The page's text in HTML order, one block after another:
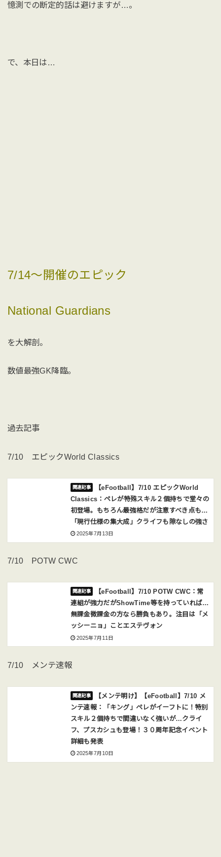
憶測での断定的話は避けますが…。
で、本日は…
7/14〜開催のエピック
National Guardians
を大解剖。
数値最強GK降臨。
過去記事
7/10 エピックWorld Classics
【eFootball】7/10 エピックWorld
Classics：ペレが特殊スキル２個持ちで堂々の
初登場。もちろん最強格だが注意すべき点も…
「現行仕様の集大成」クライフも隙なしの強さ
2025年7月13日
7/10 POTW CWC
【eFootball】7/10 POTW CWC：常
連組が強力だがShowTime等を持っていれば…
無課金微課金の方なら勝負もあり。注目は「メ
ッシーニョ」ことエステヴォン
2025年7月11日
7/10 メンテ速報
【メンテ明け】【eFootball】7/10 メ
ンテ速報：「キング」ペレがイーフトに！特別
スキル２個持ちで間違いなく強いが…クライ
フ、プスカシュも登場！３０周年記念イベント
詳細も発表
2025年7月10日